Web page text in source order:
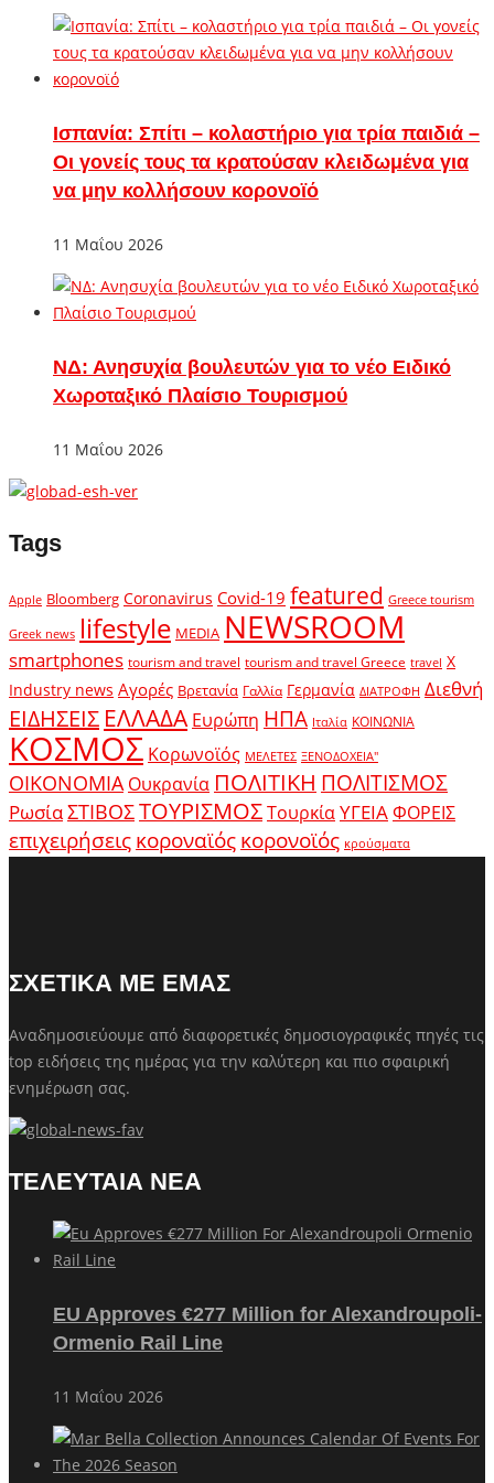
Ισπανία: Σπίτι – κολαστήριο για τρία παιδιά –
Οι γονείς τους τα κρατούσαν κλειδωμένα για
να μην κολλήσουν κορονοϊό
11 Μαΐου 2026
ΝΔ: Ανησυχία βουλευτών για το νέο Ειδικό
Χωροταξικό Πλαίσιο Τουρισμού
11 Μαΐου 2026
Tags
Apple Bloomberg Coronavirus Covid-19 featured Greece tourism
Greek news lifestyle MEDIA NEWSROOM
smartphones tourism and travel tourism and travel Greece travel X
Industry news Αγορές Βρετανία Γαλλία Γερμανία ΔΙΑΤΡΟΦΗ Διεθνή
ΕΙΔΗΣΕΙΣ ΕΛΛΑΔΑ Ευρώπη ΗΠΑ Ιταλία ΚΟΙΝΩΝΙΑ
ΚΟΣΜΟΣ Κορωνοϊός ΜΕΛΕΤΕΣ ΞΕΝΟΔΟΧΕΙΑ"
ΟΙΚΟΝΟΜΙΑ Ουκρανία ΠΟΛΙΤΙΚΗ ΠΟΛΙΤΙΣΜΟΣ
ΡωσίαΣΤΙΒΟΣΤΟΥΡΙΣΜΟΣΤουρκίαΥΓΕΙΑΦΟΡΕΙΣ
επιχειρήσειςκοροναϊόςκορονοϊός κρούσματα
ΣΧΕΤΙΚΑ ΜΕ ΕΜΑΣ
Αναδημοσιεύουμε από διαφορετικές δημοσιογραφικές πηγές τις
top ειδήσεις της ημέρας για την καλύτερη και πιο σφαιρική
ενημέρωση σας.
ΤΕΛΕΥΤΑΙΑ ΝΕΑ
EU Approves €277 Million for Alexandroupoli-
Ormenio Rail Line
11 Μαΐου 2026